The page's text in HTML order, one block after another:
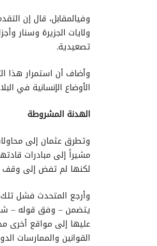
وفيالمقابل، قال إن
ولايات الجزيرة وسنار
تصعيدية.
وأضاف أن استمرار هذا
الأوضاع الإنسانية في
الهدنة المشروطة
وتطرق عثمان إلى
مشيراً إلى مبادرات
لكنها لم تفض إلى وقف
وأرجع المتحدث فشل تلك
يتضمن – وفق قوله –
عليها إلى مواقع أخرى
القوانين والممارسات